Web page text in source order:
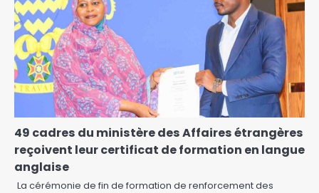
49 cadres du ministère des Affaires étrangères
reçoivent leur certificat de formation en langue
anglaise
La cérémonie de fin de formation de renforcement des